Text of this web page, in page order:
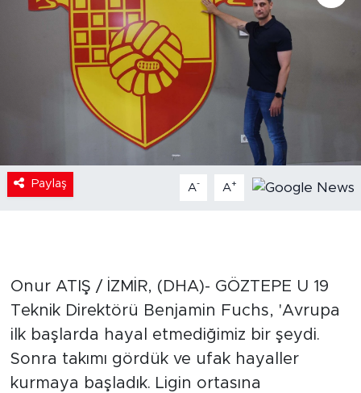
Paylaş A- A+
Onur ATIŞ / İZMİR, (DHA)- GÖZTEPE U 19
Teknik Direktörü Benjamin Fuchs, 'Avrupa
ilk başlarda hayal etmediğimiz bir şeydi.
Sonra takımı gördük ve ufak hayaller
kurmaya başladık. Ligin ortasına